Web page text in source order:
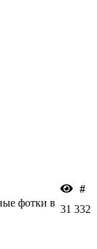
#
фотки в
31 332